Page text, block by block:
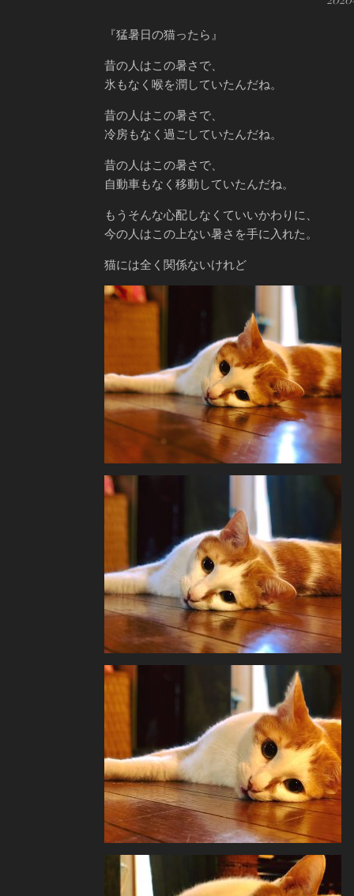
『猛暑日の猫ったら』
昔の人はこの暑さで、
氷もなく喉を潤していたんだね。
昔の人はこの暑さで、
冷房もなく過ごしていたんだね。
昔の人はこの暑さで、
自動車もなく移動していたんだね。
もうそんな心配しなくていいかわりに、
今の人はこの上ない暑さを手に入れた。
猫には全く関係ないけれど